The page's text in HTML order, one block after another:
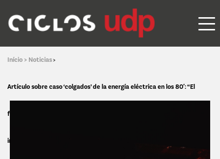
Início > Noticias>
Artículo sobre caso ‘colgados’ de la energía eléctrica en los 80′: “El
fracaso de la campaña Cliente Honesto nos hace reflexionar sobre la
importancia de realizar campañas de comunicación basadas en los